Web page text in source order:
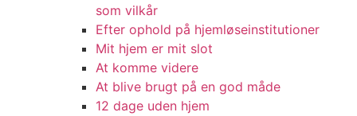
som vilkår
Efter ophold på hjemløseinstitutioner
Mit hjem er mit slot
At komme videre
At blive brugt på en god måde
12 dage uden hjem